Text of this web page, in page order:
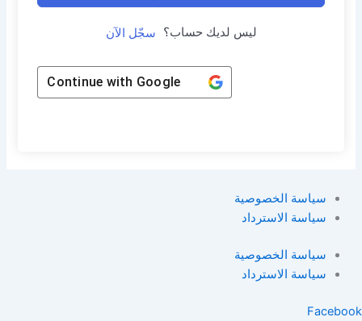
ليس لديك حساب؟ سجّل الآن
Continue with Google
سياسة الخصوصية
سياسة الاسترداد
سياسة الخصوصية
سياسة الاسترداد
Facebook